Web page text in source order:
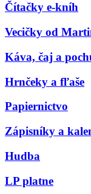
Čítačky e-kníh
Vecičky od
Káva, čaj a
Hrnčeky a fľaše
Papiernictvo
Zápisníky a
Hudba
LP platne